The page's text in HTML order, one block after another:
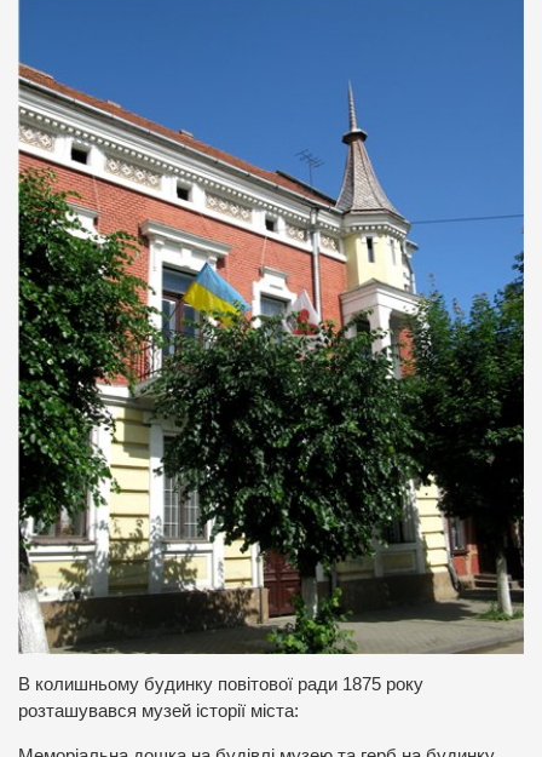
В колишньому будинку повітової ради 1875 року
розташувався музей історії міста: